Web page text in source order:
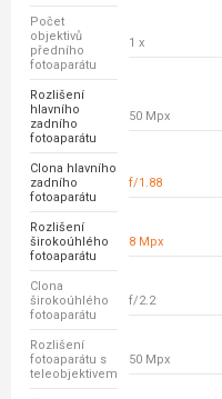
Počet
objektivů
předního
fotoaparátu
1 x
Rozlišení
hlavního
zadního
fotoaparátu
50 Mpx
Clona hlavního
zadního
fotoaparátu
f/1.88
Rozlišení
širokoúhlého
fotoaparátu
8 Mpx
Clona
širokoúhlého
fotoaparátu
f/2.2
Rozlišení
fotoaparátu s
teleobjektivem
50 Mpx